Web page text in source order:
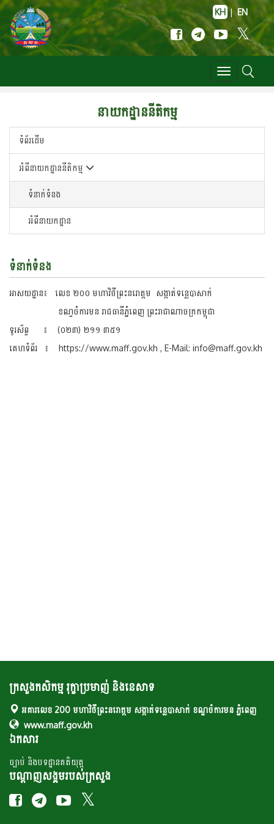
KH | EN
Toggle
navigation
នាយកដ្ឋាននីតិកម្ម
ទំព័រដើម
អំពីនាយកដ្ឋាននីតិកម្ម
ទំនាក់ទំនង
អំពីនាយកដ្ឋាន
ទំនាក់ទំនង
អាសយដ្ឋាន៖ លេខ ២០០ មហាវិថីព្រះនរោត្តម សង្កាត់ទន្លេបាសាក់
ខណ្ទចំការមន រាជធានីភ្នំពេញ ព្រះរាជាណាចក្រកម្ពុជា
ទូរស័ព្ទ ៖ (០២៣) ២១១ ៣៥១
គេហទំព័រ ៖ https://www.maff.gov.kh , E-Mail: info@maff.gov.kh
ក្រសួងកសិកម្ម រុក្ខាប្រមាញ់ និងនេសាទ
អគារលេខ 200 មហាវិថីព្រះនរោត្តម សង្កាត់ទន្លេបាសាក់ ខណ្ឌចំការមន ភ្នំពេញ
www.maff.gov.kh
ឯកសារ
ច្បាប់ និងបទដ្ឋានគតិយុត្ត
បណ្តាញសង្គមរបស់ក្រសួង